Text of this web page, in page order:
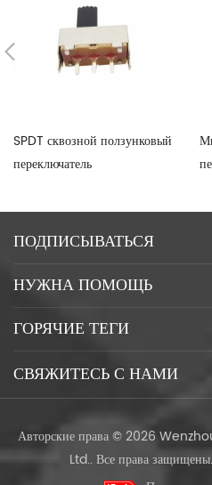
SPDT сквозной ползунковый
переключатель
ПОДПИСЫВАТЬСЯ
НУЖНА ПОМОЩЬ
ГОРЯЧИЕ ТЕГИ
СВЯЖИТЕСЬ С НАМИ
Авторские права © 2026
Ltd.. Все права